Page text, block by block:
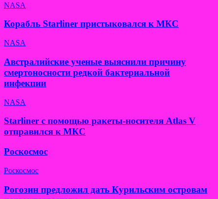
NASA
Корабль Starliner пристыковался к МКС
NASA
Австралийские ученые выяснили причину
смертоносности редкой бактериальной
инфекции
NASA
Starliner с помощью ракеты-носителя Atlas V
отправился к МКС
Роскосмос
Роскосмос
Рогозин предложил дать Курильским островам